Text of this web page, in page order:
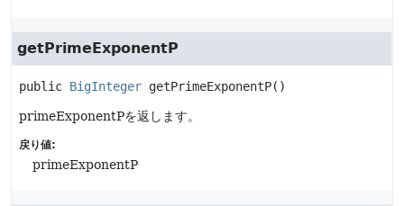
getPrimeExponentP
public BigInteger getPrimeExponentP()
primeExponentPを返します。
戻り値:
primeExponentP